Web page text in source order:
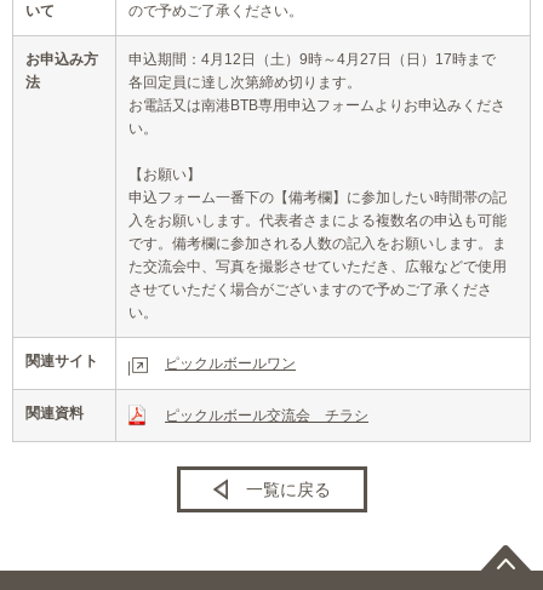
いて
ので予めご了承ください。
お申込み方
法
申込期間：4月12日（土）9時～4月27日（日）17時まで
各回定員に達し次第締め切ります。
お電話又は南港BTB専用申込フォームよりお申込みくださ
い。
【お願い】
申込フォーム一番下の【備考欄】に参加したい時間帯の記
入をお願いします。代表者さまによる複数名の申込も可能
です。備考欄に参加される人数の記入をお願いします。ま
た交流会中、写真を撮影させていただき、広報などで使用
させていただく場合がございますので予めご了承くださ
い。
関連サイト ピックルボールワン
関連資料 ピックルボール交流会 チラシ
一覧に戻る